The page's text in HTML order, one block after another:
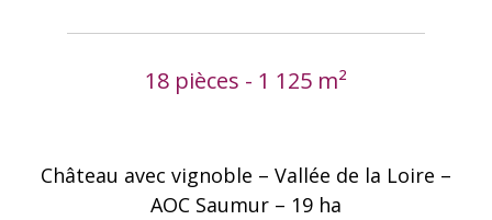
18 pièces - 1 125 m²
Château avec vignoble – Vallée de la Loire –
AOC Saumur – 19 ha